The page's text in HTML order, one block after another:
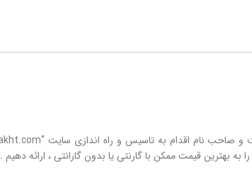
بهترین قیمت ممکن با گارنتی یا بدون گارانتی ، ارائه دهیم .